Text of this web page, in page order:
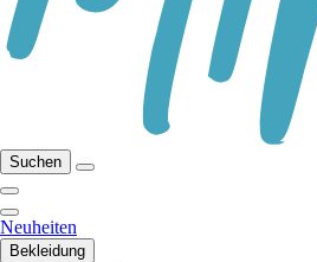
Suchen
Neuheiten
Bekleidung